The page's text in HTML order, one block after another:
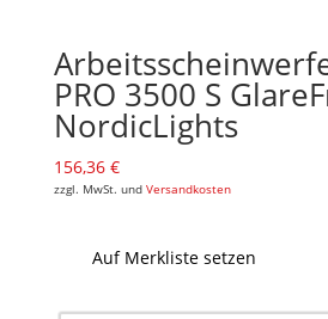
PRO 3500 S
NordicLights
156,36 €
zzgl. MwSt. und Versandkosten
Auf Merkliste setzen